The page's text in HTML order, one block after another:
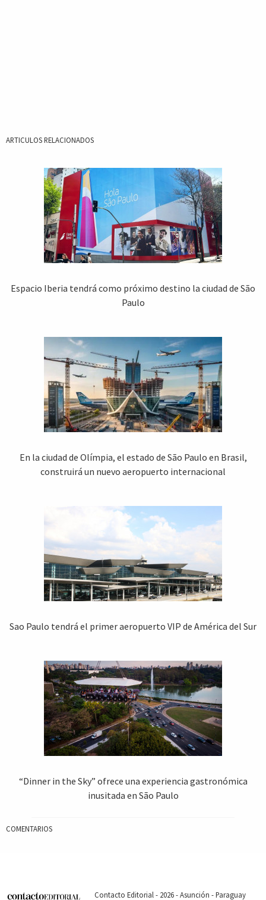
ARTICULOS RELACIONADOS
Espacio Iberia tendrá como próximo destino la ciudad de São
Paulo
En la ciudad de Olímpia, el estado de São Paulo en Brasil,
construirá un nuevo aeropuerto internacional
Sao Paulo tendrá el primer aeropuerto VIP de América del Sur
“Dinner in the Sky” ofrece una experiencia gastronómica
inusitada en São Paulo
COMENTARIOS
Contacto Editorial - 2026 - Asunción - Paraguay